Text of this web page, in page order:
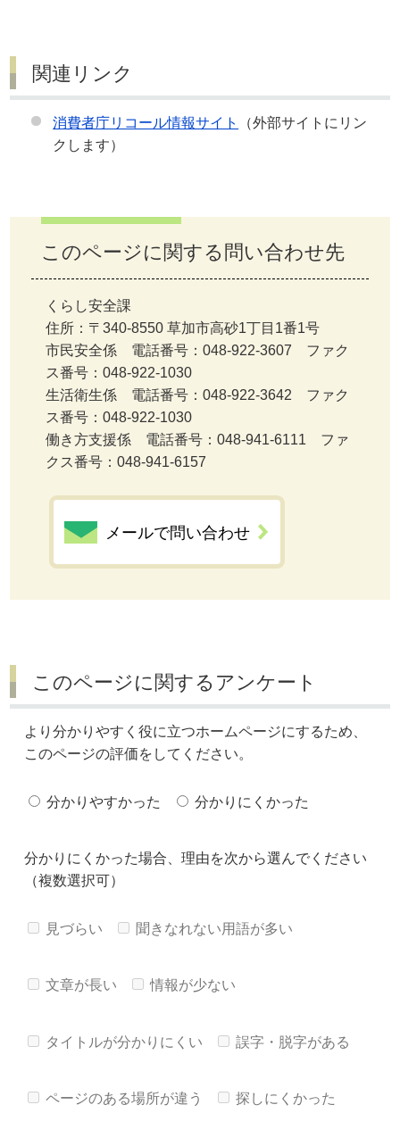
関連リンク
消費者庁リコール情報サイト
（外部サイトにリン
クします）
このページに関する問い合わせ先
くらし安全課
住所：〒340-8550 草加市高砂1丁目1番1号
市民安全係 電話番号：048-922-3607 ファク
ス番号：048-922-1030
生活衛生係 電話番号：048-922-3642 ファク
ス番号：048-922-1030
働き方支援係 電話番号：048-941-6111 ファ
クス番号：048-941-6157
メールで問い合わせ
このページに関するアンケート
より分かりやすく役に立つホームページにするため、
このページの評価をしてください。
分かりやすかった 分かりにくかった
分かりにくかった場合、理由を次から選んでください
（複数選択可）
見づらい 聞きなれない用語が多い
文章が長い 情報が少ない
タイトルが分かりにくい 誤字・脱字がある
ページのある場所が違う 探しにくかった